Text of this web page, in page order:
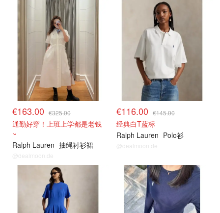
€163.00 €325.00
通勤好穿！上班上学都是老钱
~
Ralph Lauren 抽绳衬衫裙
@dealmoon.de
€116.00 €145.00
经典白T蓝标
Ralph Lauren Polo衫
@dealmoon.de